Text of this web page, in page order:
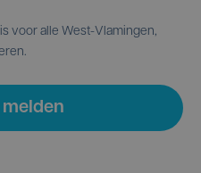
voor alle West-Vlamingen,
melden